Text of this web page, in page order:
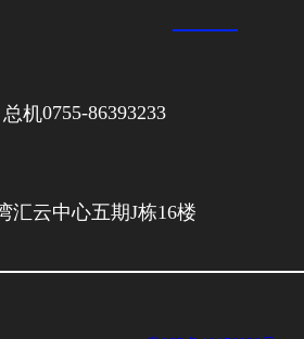
总机0755-86393233
汇云中心五期J栋16楼